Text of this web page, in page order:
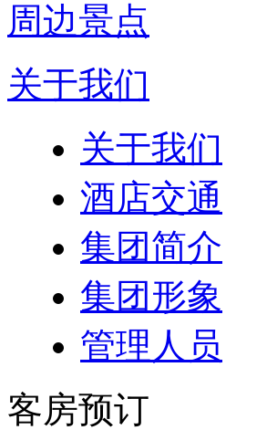
周边景点
关于我们
关于我们
酒店交通
集团简介
集团形象
管理人员
客房预订